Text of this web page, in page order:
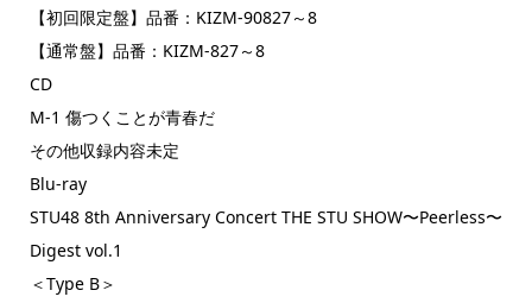
【初回限定盤】品番：KIZM-90827～8
【通常盤】品番：KIZM-827～8
CD
M-1 傷つくことが青春だ
その他収録内容未定
Blu-ray
STU48 8th Anniversary Concert THE STU SHOW〜Peerless〜
Digest vol.1
＜Type B＞